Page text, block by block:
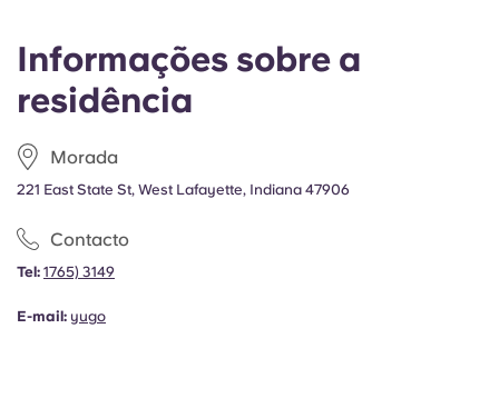
Informações sobre a
residência
Morada
221 East State St, West Lafayette, Indiana 47906
Contacto
Tel: 1765) 3149
E-mail: yugo